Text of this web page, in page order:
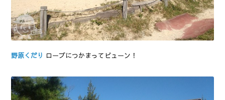
野原くだり ロープにつかまってビューン！